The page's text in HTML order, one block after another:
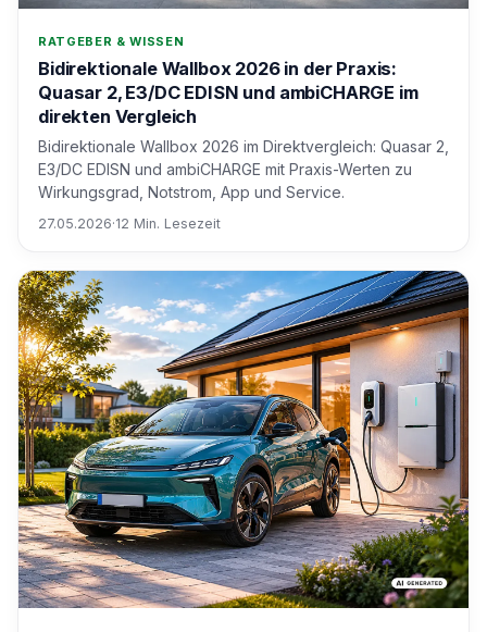
RATGEBER & WISSEN
Bidirektionale Wallbox 2026 in der Praxis:
Quasar 2, E3/DC EDISN und ambiCHARGE im
direkten Vergleich
Bidirektionale Wallbox 2026 im Direktvergleich: Quasar 2,
E3/DC EDISN und ambiCHARGE mit Praxis-Werten zu
Wirkungsgrad, Notstrom, App und Service.
27.05.2026·12 Min. Lesezeit